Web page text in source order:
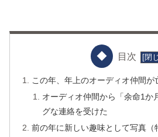
目次
この年、年上のオーディオ仲間が
オーディオ仲間から「余命1か
グな連絡を受けた
前の年に新しい趣味として写真（